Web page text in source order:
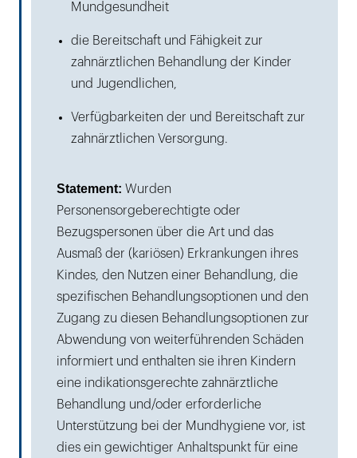
Mundgesundheit
die Bereitschaft und Fähigkeit zur
zahnärztlichen Behandlung der Kinder
und Jugendlichen,
Verfügbarkeiten der und Bereitschaft zur
zahnärztlichen Versorgung.
Statement: Wurden
Personensorgeberechtigte oder
Bezugspersonen über die Art und das
Ausmaß der (kariösen) Erkrankungen ihres
Kindes, den Nutzen einer Behandlung, die
spezifischen Behandlungsoptionen und den
Zugang zu diesen Behandlungsoptionen zur
Abwendung von weiterführenden Schäden
informiert und enthalten sie ihren Kindern
eine indikationsgerechte zahnärztliche
Behandlung und/oder erforderliche
Unterstützung bei der Mundhygiene vor, ist
dies ein gewichtiger Anhaltspunkt für eine